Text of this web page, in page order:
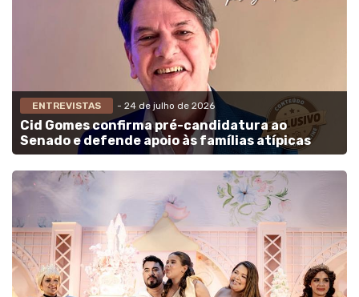
ENTREVISTAS - 24 de julho de 2026
Cid Gomes confirma pré-candidatura ao
Senado e defende apoio às famílias atípicas